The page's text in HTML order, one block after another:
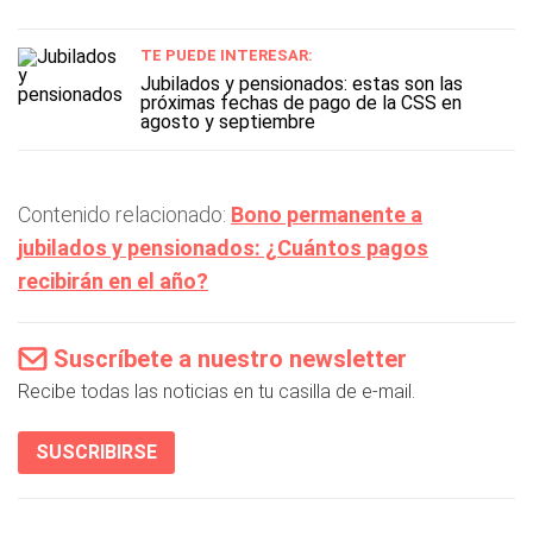
TE PUEDE INTERESAR:
Jubilados y pensionados: estas son las
próximas fechas de pago de la CSS en
agosto y septiembre
Contenido relacionado: Bono permanente a
jubilados y pensionados: ¿Cuántos pagos
recibirán en el año?
Suscríbete a nuestro newsletter
Recibe todas las noticias en tu casilla de e-mail.
SUSCRIBIRSE